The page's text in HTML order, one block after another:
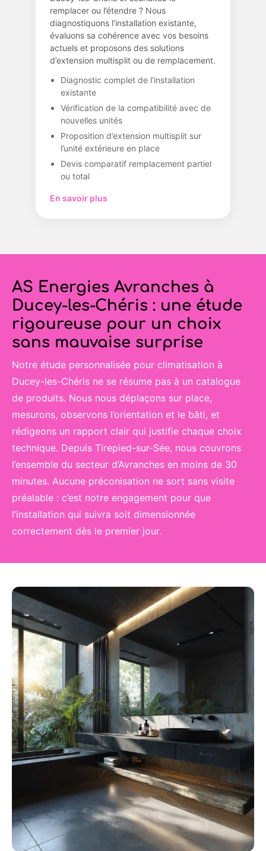
remplacer ou l’étendre ? Nous
diagnostiquons l’installation existante,
évaluons sa cohérence avec vos besoins
actuels et proposons des solutions
d’extension multisplit ou de remplacement.
Diagnostic complet de l’installation
existante
Vérification de la compatibilité avec de
nouvelles unités
Proposition d’extension multisplit sur
l’unité extérieure en place
Devis comparatif remplacement partiel
ou total
En savoir plus
AS Energies Avranches à
Ducey-les-Chéris : une étude
rigoureuse pour un choix
sans mauvaise surprise
Notre étude personnalisée pour climatisation à
Ducey-les-Chéris ne se résume pas à un catalogue
de produits. Nous nous déplaçons sur place,
mesurons, observons l’orientation et le bâti, et
rédigeons un rapport clair qui justifie chaque choix
technique. Depuis Tirepied-sur-Sée, nous couvrons
l’ensemble du secteur d’Avranches en moins de 30
minutes. Aucune préconisation ne sort sans visite
préalable : c’est notre engagement pour que
l’installation qui suivra soit dimensionnée
correctement dès le premier jour.